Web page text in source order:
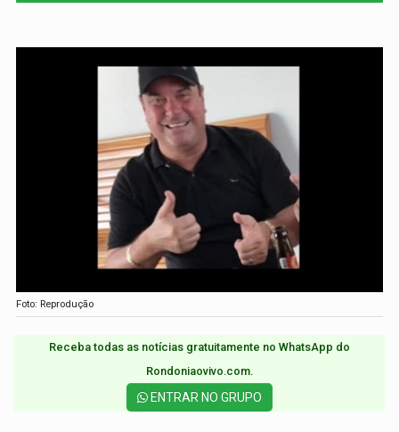
Foto: Reprodução
Receba todas as notícias gratuitamente no WhatsApp do
Rondoniaovivo.com.​
ENTRAR NO GRUPO